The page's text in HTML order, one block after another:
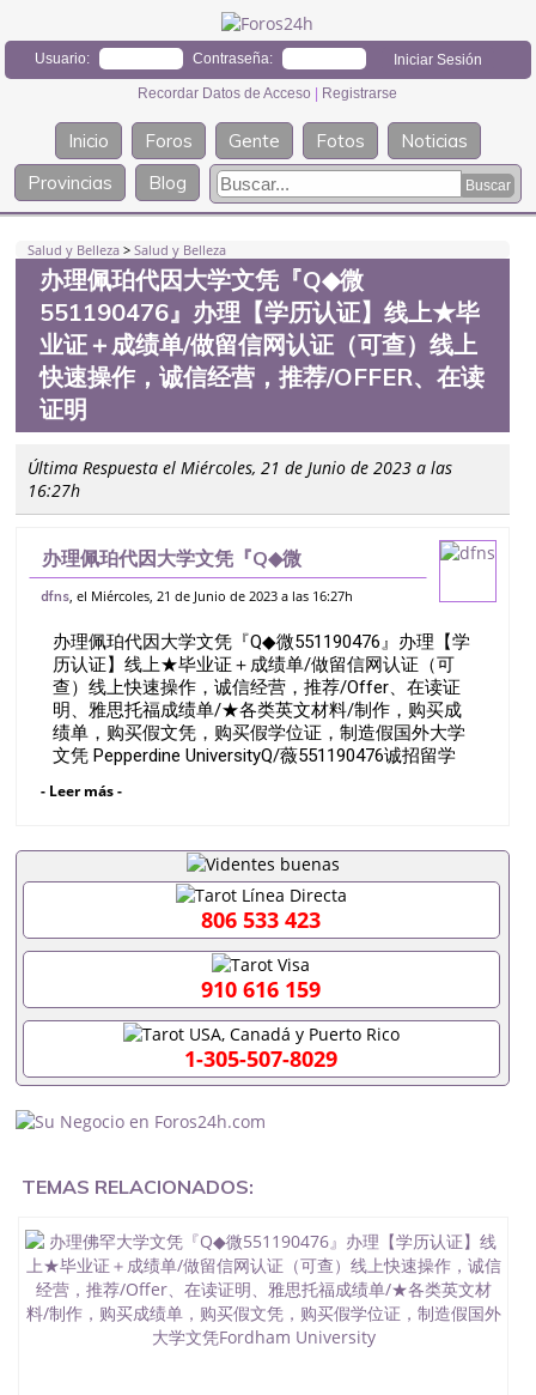
Usuario: Contraseña:
Recordar Datos de Acceso Registrarse
Inicio Foros Gente Fotos
Noticias
Provincias
Blog
Salud y Belleza >Salud y Belleza
办理佩珀代因大学文凭『Q◆微
551190476』办理【学历认证】线上★毕
业证＋成绩单/做留信网认证（可查）线上
快速操作，诚信经营，推荐/OFFER、在读
证明
Última Respuesta el Miércoles, 21 de Junio de 2023 a las
16:27h
办理佩珀代因大学文凭『Q◆微
551190476』办理【学历认证】线上★毕
速操作，诚信经营，推荐/Offer、在读证明
dfns, el Miércoles, 21 de Junio de 2023 a las 16:27h
办理佩珀代因大学文凭『Q◆微551190476』办理【学
历认证】线上★毕业证＋成绩单/做留信网认证（可
查）线上快速操作，诚信经营，推荐/Offer、在读证
明、雅思托福成绩单/★各类英文材料/制作，购买成
绩单，购买假文凭，购买假学位证，制造假国外大学
文凭 Pepperdine UniversityQ/薇551190476诚招留学
使馆认证办理留学归国证明办理留信网认证办理留服
位证书办理美国文凭办理澳洲文凭办理英国文凭办理
加拿大文凭办理德国文凭 一、快速办理材料： 1、毕
业证+成绩单+留学回国人员证明+教育部认证,录取通
知书，雅思。（全套留学回国必备证明材料，给父母
及亲朋好友一份完美交代）； 2、雅思、托福，
OFFER，在读证明，学生卡等留学相关材料（申请学
校、转学，甚至是申请工签都可以用到）。 注：上述
材料，随时都可以安排办理，毕业证成绩单，学校，
专业，学位，毕业时间都可以根据客户要求安排。 国
内找工作假的毕业证可以用吗551190476假的毕业证
成绩单可以办学历认证吗551190476要定居国外需要
证会查吗551190476入职国企/事业单位需要些什么材
办理毕业证,没毕业可以办学历认证吗,您是否因为中
递交材料不齐而被拒之门外551190476您是否因没正
常毕业而导致回国得不到教育部认证在校挂科了不想
读了,成绩不理想毕不了业怎么办551190476找工作没
有文凭怎么办,怎么办理本科/研究生文凭551190476
如何办理本科/硕士毕业证551190476网上买文凭可靠
吗551190476哪里可以买国外文凭551190476国外本
- Leer más -
806 533 423
910 616 159
1-305-507-8029
TEMAS RELACIONADOS: